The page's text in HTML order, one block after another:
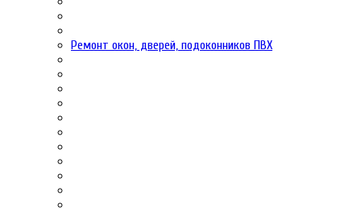
Ремонт окон, дверей, подоконников ПВХ